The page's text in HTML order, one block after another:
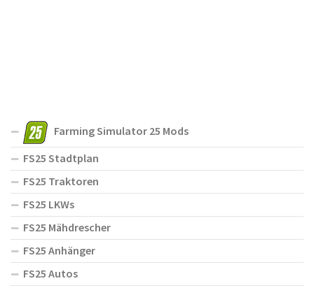
Farming Simulator 25 Mods
FS25 Stadtplan
FS25 Traktoren
FS25 LKWs
FS25 Mähdrescher
FS25 Anhänger
FS25 Autos